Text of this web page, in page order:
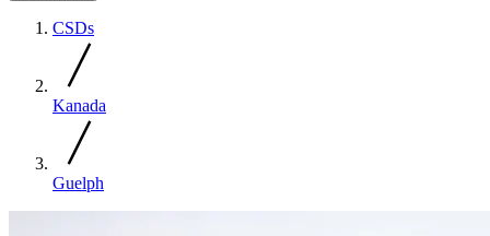
CSDs
Kanada
Guelph